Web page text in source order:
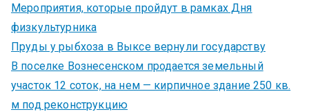
Мероприятия, которые пройдут в рамках Дня
физкультурника
Пруды у рыбхоза в Выксе вернули государству
В поселке Вознесенском продается земельный
участок 12 соток, на нем — кирпичное здание 250 кв.
м под реконструкцию